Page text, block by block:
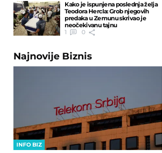
Kako je ispunjena poslednja želja
Teodora Hercla: Grob njegovih
predaka u Zemunu skrivao je
neočekivanu tajnu
1
0
Najnovije Biznis
INFO BIZ